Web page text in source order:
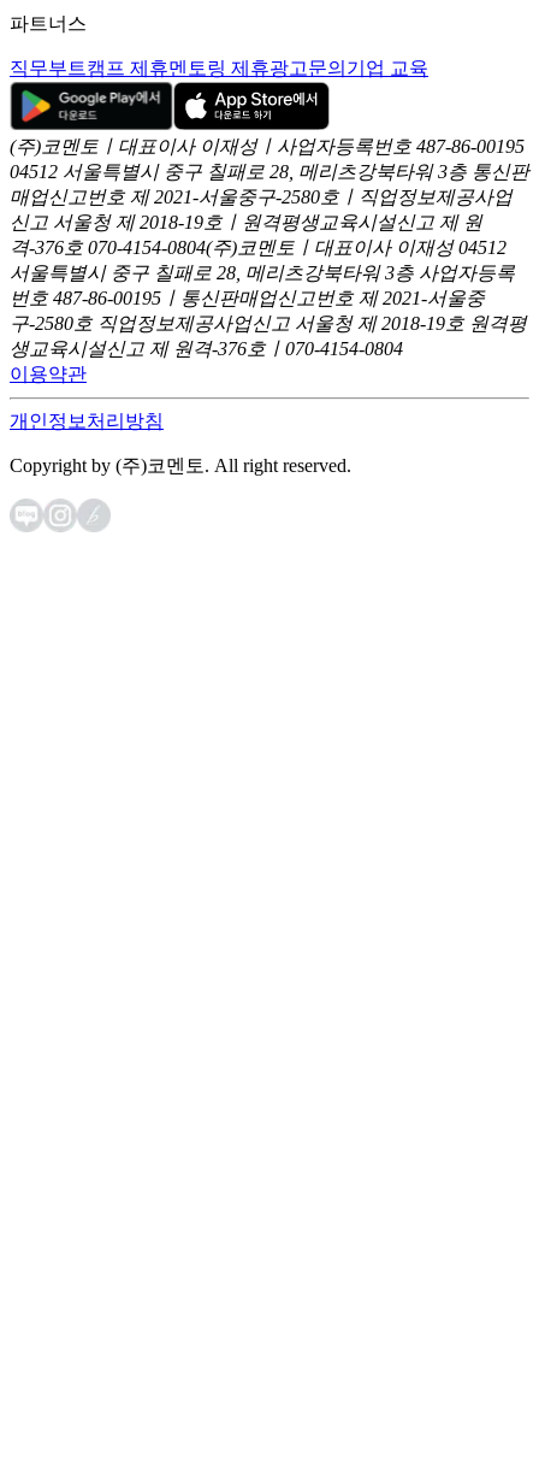
파트너스
직무부트캠프 제휴멘토링 제휴광고문의 기업 교육
(주)코멘토ㅣ대표이사 이재성ㅣ사업자등록번호 487-86-00195
04512 서울특별시 중구 칠패로 28, 메리츠강북타워 3층 통신판
매업신고번호 제 2021-서울중구-2580호ㅣ직업정보제공사업
신고 서울청 제 2018-19호ㅣ원격평생교육시설신고 제 원
격-376호 070-4154-0804(주)코멘토ㅣ대표이사 이재성 04512
서울특별시 중구 칠패로 28, 메리츠강북타워 3층 사업자등록
번호 487-86-00195ㅣ통신판매업신고번호 제 2021-서울중
구-2580호 직업정보제공사업신고 서울청 제 2018-19호 원격평
생교육시설신고 제 원격-376호ㅣ070-4154-0804
이용약관
개인정보처리방침
Copyright by (주)코멘토. All right reserved.